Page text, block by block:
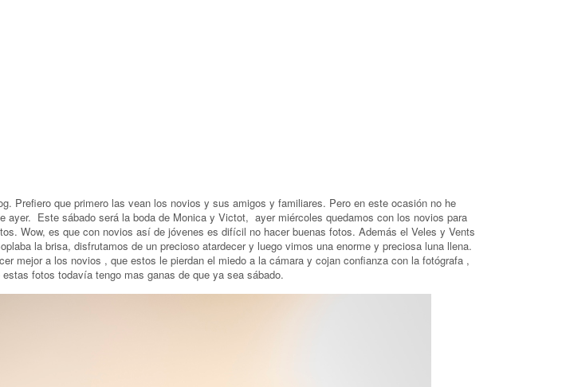
Prefiero que primero las vean los novios y sus amigos y familiares. Pero en este ocasión no he
ayer. Este sábado será la boda de Monica y Victot, ayer miércoles quedamos con los novios para
Wow, es que con novios así de jóvenes es difícil no hacer buenas fotos. Además el Veles y Vents
la brisa, disfrutamos de un precioso atardecer y luego vimos una enorme y preciosa luna llena.
mejor a los novios , que estos le pierdan el miedo a la cámara y cojan confianza con la fotógrafa ,
fotos todavía tengo mas ganas de que ya sea sábado.